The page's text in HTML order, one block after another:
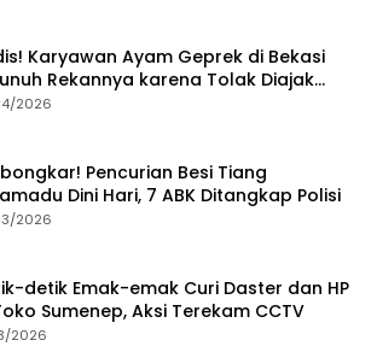
Karyawan Ayam Geprek di Bekasi
Rekannya karena Tolak Diajak
Majikan
2026
Pencurian Besi Tiang
Dini Hari, 7 ABK Ditangkap Polisi
2026
detik Emak-emak Curi Daster dan HP
Sumenep, Aksi Terekam CCTV
2026